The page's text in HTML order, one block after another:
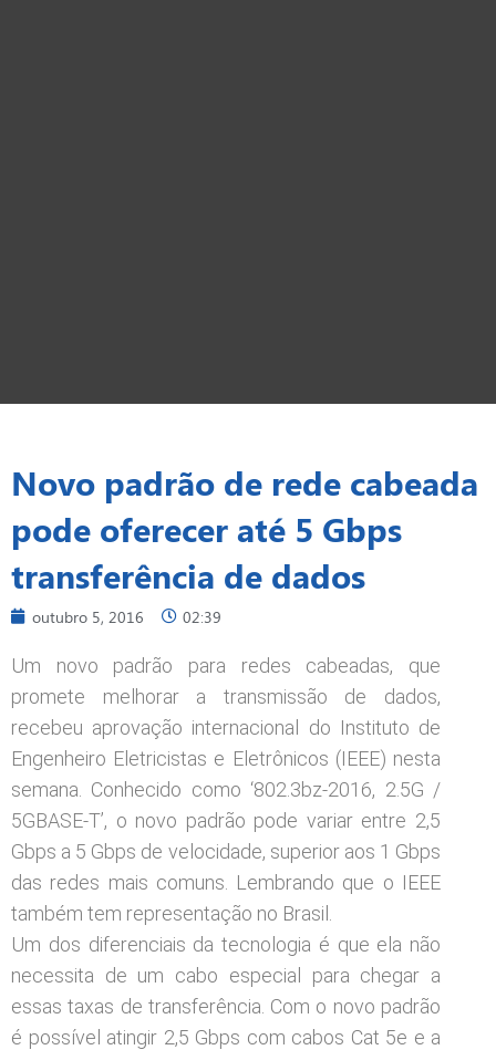
Novo padrão de rede cabeada
pode oferecer até 5 Gbps
transferência de dados
outubro 5, 2016 02:39
Um novo padrão para redes cabeadas, que
promete melhorar a transmissão de dados,
recebeu aprovação internacional do Instituto de
Engenheiro Eletricistas e Eletrônicos (IEEE) nesta
semana. Conhecido como ‘802.3bz-2016, 2.5G /
5GBASE-T’, o novo padrão pode variar entre 2,5
Gbps a 5 Gbps de velocidade, superior aos 1 Gbps
das redes mais comuns. Lembrando que o IEEE
também tem representação no Brasil.
Um dos diferenciais da tecnologia é que ela não
necessita de um cabo especial para chegar a
essas taxas de transferência. Com o novo padrão
é possível atingir 2,5 Gbps com cabos Cat 5e e a